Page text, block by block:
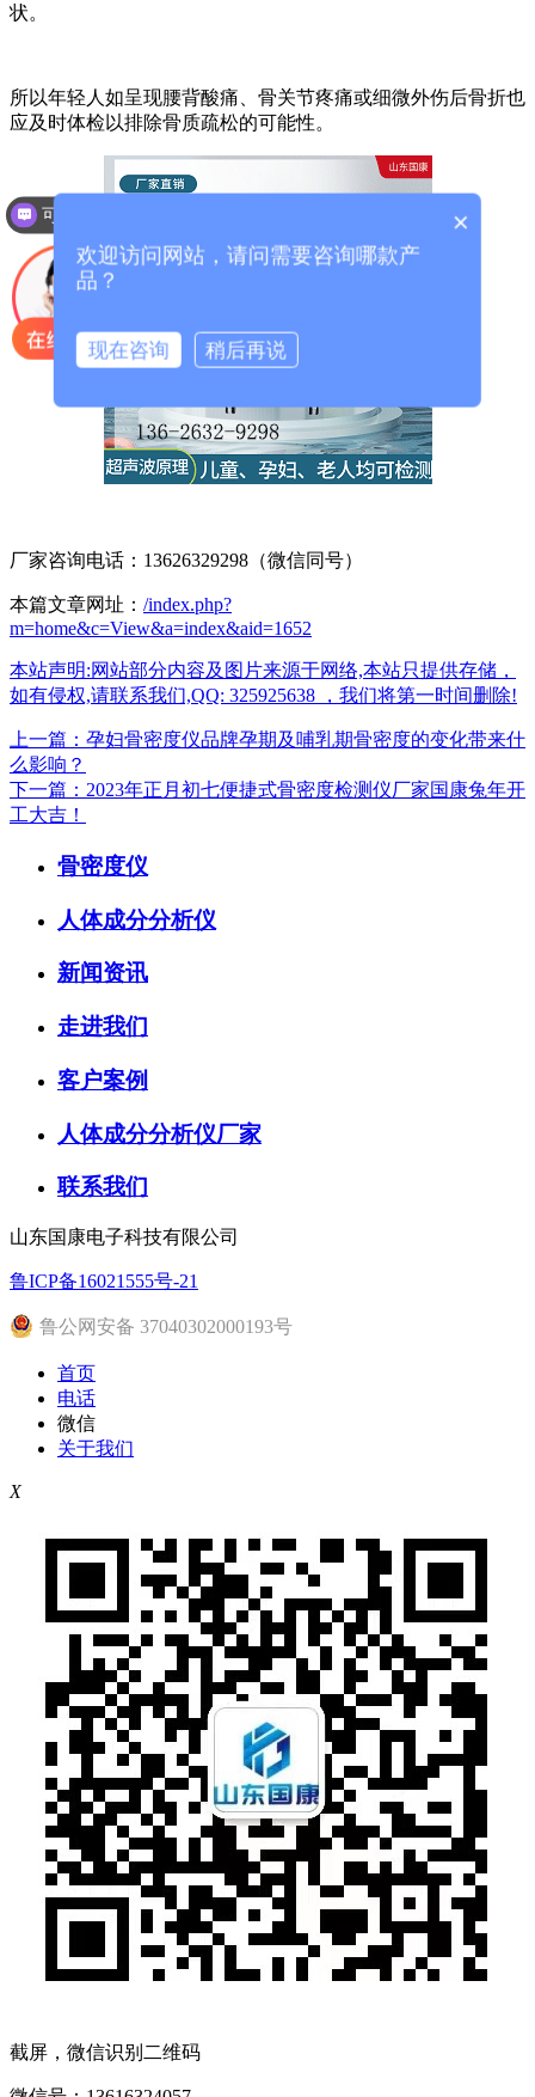
状。
所以年轻人如呈现腰背酸痛、骨关节疼痛或细微外伤后骨折也
应及时体检以排除骨质疏松的可能性。
厂家咨询电话：13626329298（微信同号）
本篇文章网址： /index.php?
m=home&c=View&a=index&aid=1652
本站声明:网站部分内容及图片来源于网络,本站只提供存储，
如有侵权,请联系我们,QQ: 325925638 ，我们将第一时间删除!
上一篇：孕妇骨密度仪品牌孕期及哺乳期骨密度的变化带来什
么影响？
下一篇：2023年正月初七便捷式骨密度检测仪厂家国康兔年开
工大吉！
骨密度仪
人体成分分析仪
新闻资讯
走进我们
客户案例
人体成分分析仪厂家
联系我们
山东国康电子科技有限公司
鲁ICP备16021555号-21
鲁公网安备 37040302000193号
首页
电话
微信
关于我们
X
截屏，微信识别二维码
×
欢迎访问网站，请问需要咨询哪款产
品？
现在咨询 稍后再说